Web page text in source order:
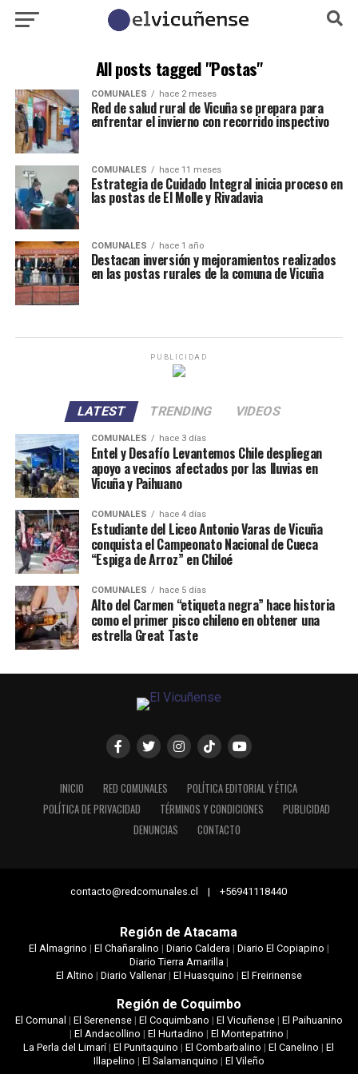
All posts tagged "Postas"
COMUNALES hace 2 meses
Red de salud rural de Vicuña se prepara para
enfrentar el invierno con recorrido inspectivo
COMUNALES hace 11 meses
Estrategia de Cuidado Integral inicia proceso en
las postas de El Molle y Rivadavia
COMUNALES hace 1 año
Destacan inversión y mejoramientos realizados
en las postas rurales de la comuna de Vicuña
PUBLICIDAD
LATEST TRENDING VIDEOS
COMUNALES hace 3 días
Entel y Desafío Levantemos Chile despliegan
apoyo a vecinos afectados por las lluvias en
Vicuña y Paihuano
COMUNALES hace 4 días
Estudiante del Liceo Antonio Varas de Vicuña
conquista el Campeonato Nacional de Cueca
“Espiga de Arroz” en Chiloé
COMUNALES hace 5 días
Alto del Carmen “etiqueta negra” hace historia
como el primer pisco chileno en obtener una
estrella Great Taste
INICIO RED COMUNALES
POLÍTICA EDITORIAL Y ÉTICA
POLÍTICA DE PRIVACIDAD
TÉRMINOS Y CONDICIONES
PUBLICIDAD
DENUNCIAS
CONTACTO
contacto@redcomunales.cl | +56941118440
Región de Atacama
El Almagrino | El Chañaralino | Diario Caldera| Diario El Copiapino |
Diario Tierra Amarilla|
El Altino | Diario Vallenar| El Huasquino | El Freirinense
Región de Coquimbo
El Comunal | El Serenense| El Coquimbano | El Vicuñense| El Paihuanino
| El Andacollino | El Hurtadino | El Montepatrino |
La Perla del Limarí|El Punitaquino |El Combarbalino |El Canelino |El
Illapelino | El Salamanquino | El Vileño